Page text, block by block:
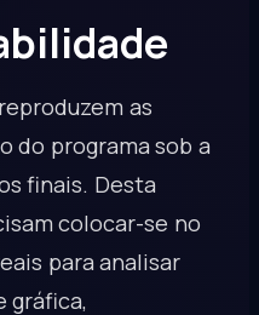
reproduzem as
do programa sob a
finais. Desta
colocar-se no
para analisar
gráfica,